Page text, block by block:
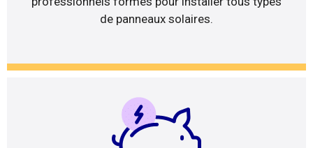
de panneaux solaires.